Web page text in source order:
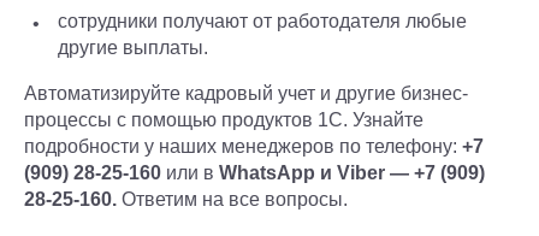
сотрудники получают от работодателя любые
другие выплаты.
Автоматизируйте кадровый учет и другие бизнес-
процессы с помощью продуктов 1С. Узнайте
подробности у наших менеджеров по телефону: +7
(909) 28-25-160 или в WhatsApp и Viber — +7 (909)
28-25-160. Ответим на все вопросы.